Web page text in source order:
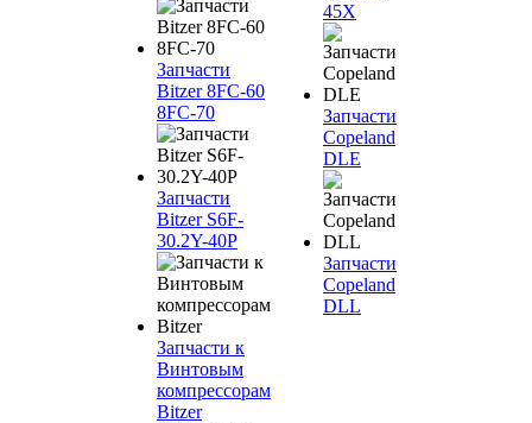
Запчасти
Bitzer 8FC-60
8FC-70
Запчасти
Bitzer S6F-
30.2Y-40P
Запчасти к
Винтовым
компрессорам
Bitzer
45X
Запчасти
Copeland
DLE
Запчасти
Copeland
DLL